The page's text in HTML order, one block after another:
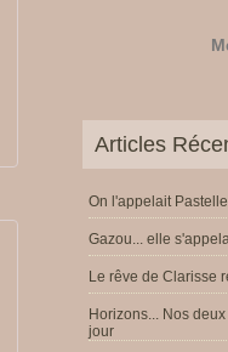
Articles
On l'appelait Pastelle
Gazou... elle
Le rêve de Clarisse
Horizons... Nos
jour